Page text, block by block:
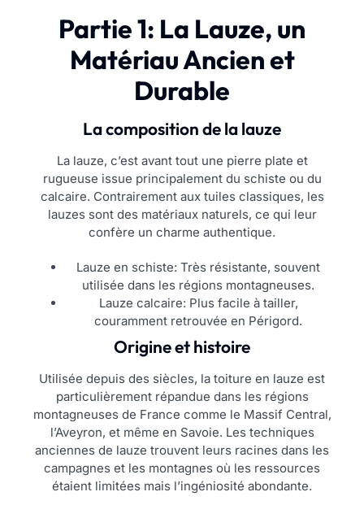
Partie 1: La Lauze, un
Matériau Ancien et
Durable
La composition de la lauze
La lauze, c’est avant tout une pierre plate et
rugueuse issue principalement du schiste ou du
calcaire. Contrairement aux tuiles classiques, les
lauzes sont des matériaux naturels, ce qui leur
confère un charme authentique.
Lauze en schiste: Très résistante, souvent
utilisée dans les régions montagneuses.
Lauze calcaire: Plus facile à tailler,
couramment retrouvée en Périgord.
Origine et histoire
Utilisée depuis des siècles, la toiture en lauze est
particulièrement répandue dans les régions
montagneuses de France comme le Massif Central,
l’Aveyron, et même en Savoie. Les techniques
anciennes de lauze trouvent leurs racines dans les
campagnes et les montagnes où les ressources
étaient limitées mais l’ingéniosité abondante.